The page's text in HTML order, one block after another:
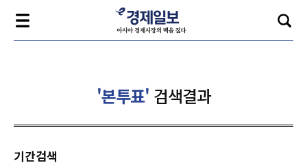
'본투표' 검색결과
기간검색